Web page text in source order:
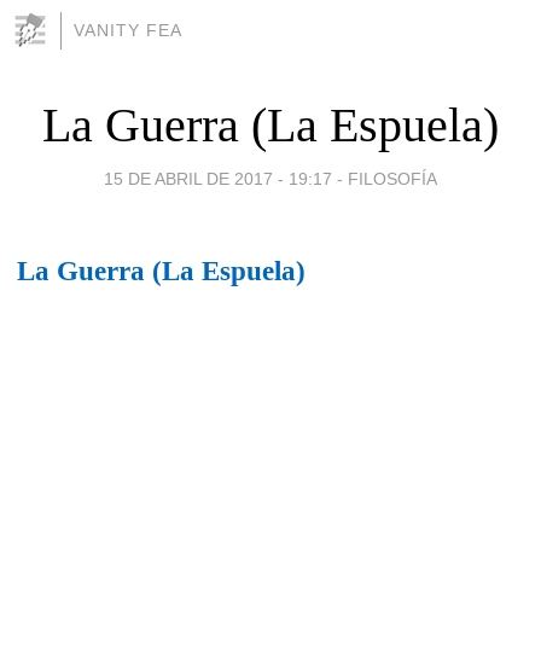
VANITY FEA
La Guerra (La Espuela)
15 DE ABRIL DE 2017 - 19:17 - FILOSOFÍA
La Guerra (La Espuela)